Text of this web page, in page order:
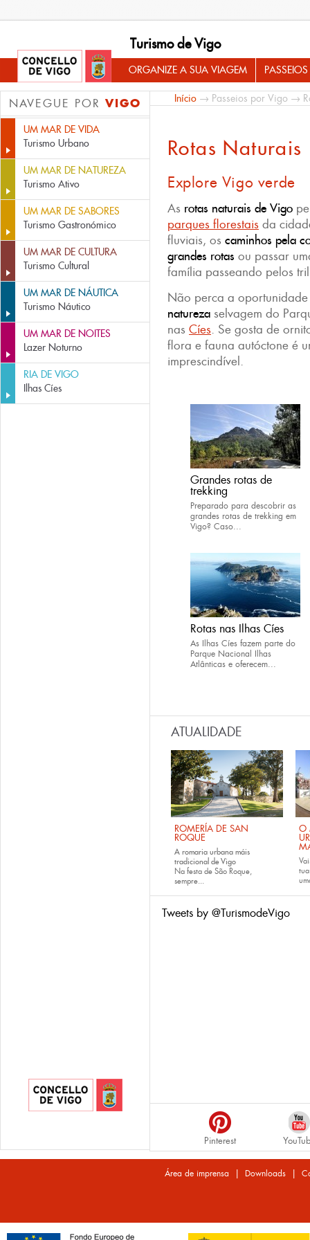
Turismo de Vigo
ORGANIZE A SUA VIAGEM
NAVEGUE POR VIGO
UM MAR DE VIDA
Turismo Urbano
UM MAR DE NATUREZA
Turismo Ativo
UM MAR DE SABORES
Turismo Gastronómico
UM MAR DE CULTURA
Turismo Cultural
UM MAR DE NÁUTICA
Turismo Náutico
UM MAR DE NOITES
Lazer Noturno
RIA DE VIGO
Ilhas Cíes
Início → Passeios por Vigo →
Rotas Naturais
Explore Vigo verde
As rotas naturais de Vigo
parques florestais da
fluviais, os caminhos pela
grandes rotas ou passar
família passeando pelos
Não perca a
natureza selvagem do
nas Cíes. Se gosta de
flora e fauna autóctone é
imprescindível.
Grandes rotas de
trekking
Preparado para descobrir as
grandes rotas de trekking em
Vigo? Caso...
Rotas nas Ilhas Cíes
As Ilhas Cíes fazem parte do
Parque Nacional Ilhas
Atlânticas e oferecem...
ATUALIDADE
ROMERÍA DE SAN
ROQUE
A romaria urbana máis
tradicional de Vigo
Na festa de São Roque,
sempre...
O
Tweets by @TurismodeVigo
Pinterest
Área de imprensa | Downloads |